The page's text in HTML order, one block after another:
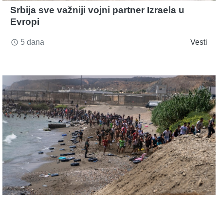
Srbija sve važniji vojni partner Izraela u
Evropi
access_time 5 dana Vesti